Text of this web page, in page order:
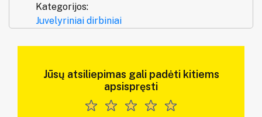
Kategorijos:
Juvelyriniai dirbiniai
Jūsų atsiliepimas gali padėti kitiems
apsispręsti